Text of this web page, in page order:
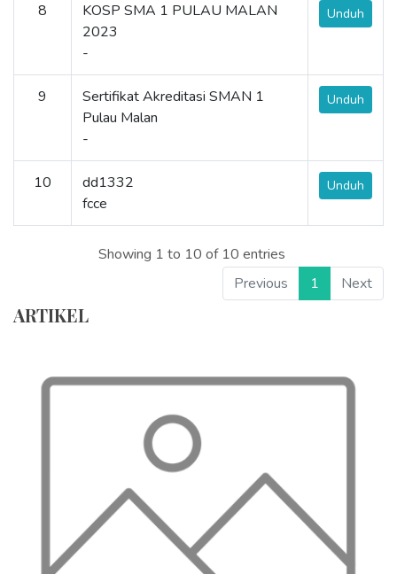
8
KOSP SMA 1 PULAU MALAN
2023
-
Unduh
9
Sertifikat Akreditasi SMAN 1
Pulau Malan
-
Unduh
10
dd1332
fcce
Unduh
Showing 1 to 10 of 10 entries
Previous
1 Next
ARTIKEL